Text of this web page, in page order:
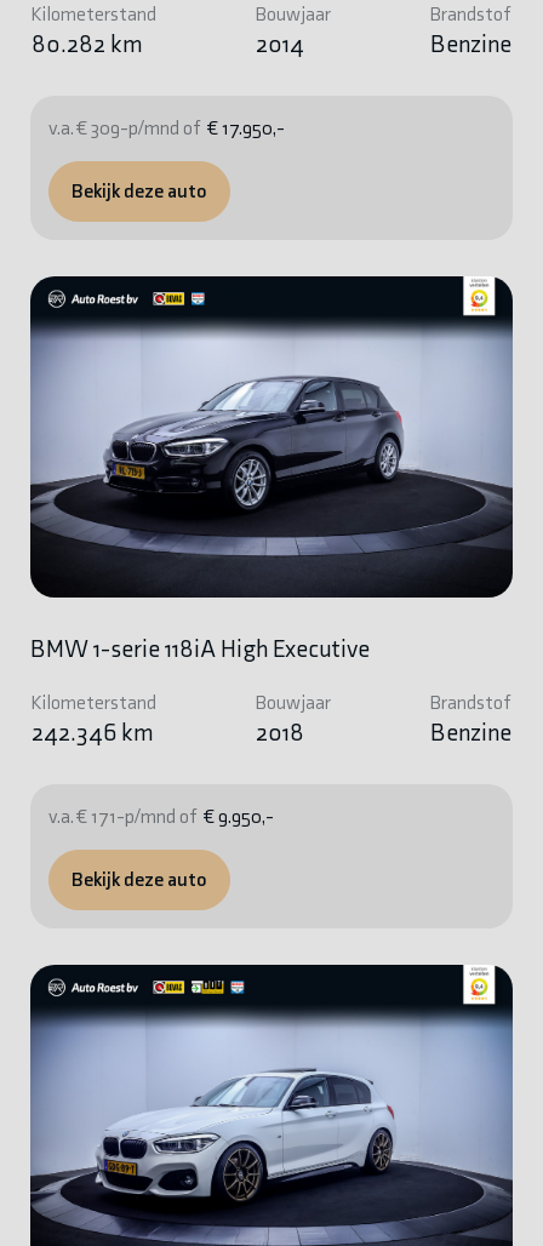
Kilometerstand
80.282 km
Bouwjaar
2014
Brandstof
Benzine
v.a. € 309-p/mnd of € 17.950,-
Bekijk deze auto
BMW 1-serie 118iA High Executive
Kilometerstand
242.346 km
Bouwjaar
2018
Brandstof
Benzine
v.a. € 171-p/mnd of € 9.950,-
Bekijk deze auto